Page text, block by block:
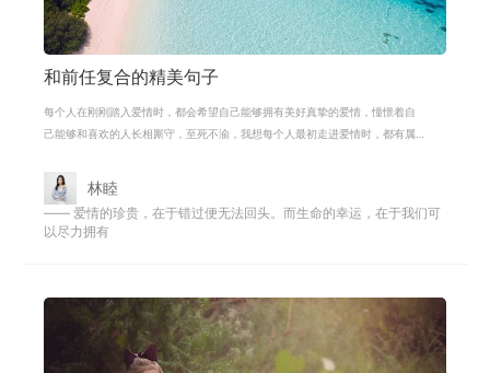
和前任复合的精美句子
每个人在刚刚踏入爱情时，都会希望自己能够拥有美好真挚的爱情，憧憬着自
己能够和喜欢的人长相厮守，至死不渝，我想每个人最初走进爱情时，都有属
林睦
—— 爱情的珍贵，在于错过便无法回头。而生命的幸运，在于我们可
以尽力拥有